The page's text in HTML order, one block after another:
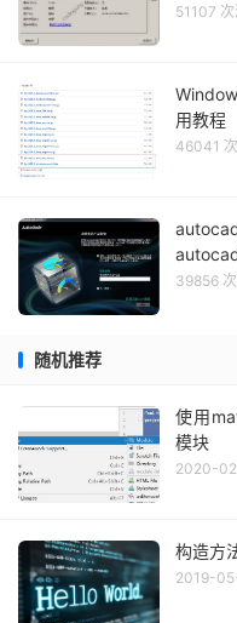
51107
用教程
46041
39856
随机推荐
使用
模块
2020-
构造方
2019-